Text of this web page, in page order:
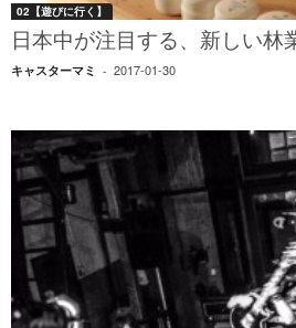
02【遊びに行く】
日本中が注目する、新しい林
キャスターマミ - 2017-01-30